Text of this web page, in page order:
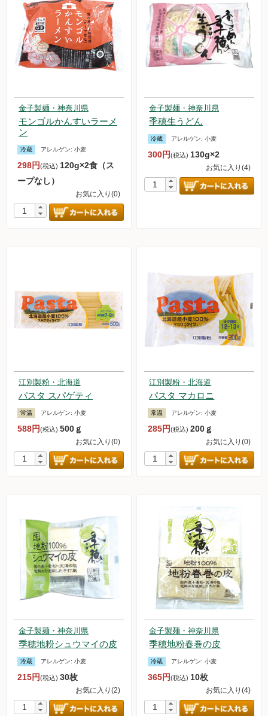
金子製麺・神奈川県
モンゴルかんすいラーメ
ン
冷蔵 アレルゲン: 小麦
298円(税込) 120g×2食（ス
ープなし）
お気に入り(0)
金子製麺・神奈川県
季穂生うどん
冷蔵 アレルゲン:小麦
300円(税込) 130g×2
お気に入り(4)
江別製粉・北海道
パスタ スパゲティ
常温 アレルゲン: 小麦
588円(税込) 500ｇ
お気に入り(0)
江別製粉・北海道
パスタ マカロニ
常温 アレルゲン:小麦
285円(税込)200ｇ
お気に入り(0)
金子製麺・神奈川県
季穂地粉シュウマイの皮
冷蔵 アレルゲン: 小麦
215円(税込) 30枚
お気に入り(2)
金子製麺・神奈川県
季穂地粉春巻の皮
冷蔵 アレルゲン:小麦
365円(税込) 10枚
お気に入り(4)